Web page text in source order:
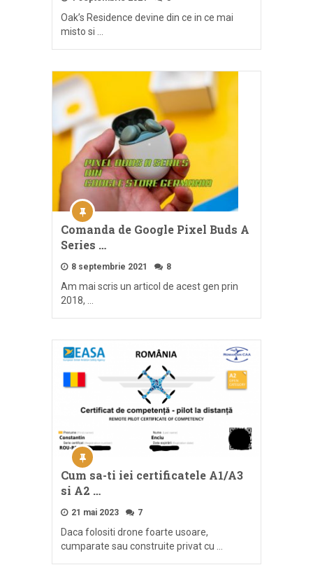
Oak’s Residence devine din ce in ce mai
misto si …
Comanda de Google Pixel Buds A
Series …
8 septembrie 2021 8
Am mai scris un articol de acest gen prin
2018, …
Cum sa-ti iei certificatele A1/A3
si A2 …
21 mai 2023 7
Daca folositi drone foarte usoare,
cumparate sau construite privat cu …